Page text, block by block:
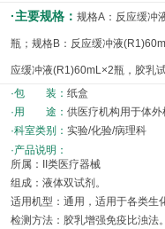
·主要规格： 规格A：反应缓冲
瓶；规格B：反应缓冲液
应缓冲液(R1)60mL×2瓶，胶乳
·包 装： 纸盒
·用 途： 供医疗机构用于体外
·科室类别： 实验/化验/病理科
·产品说明：
所属：II类医疗器械
组成：液体双试剂。
适用机型：通用，适用于各类生
检测方法：胶乳增强免疫比浊法。